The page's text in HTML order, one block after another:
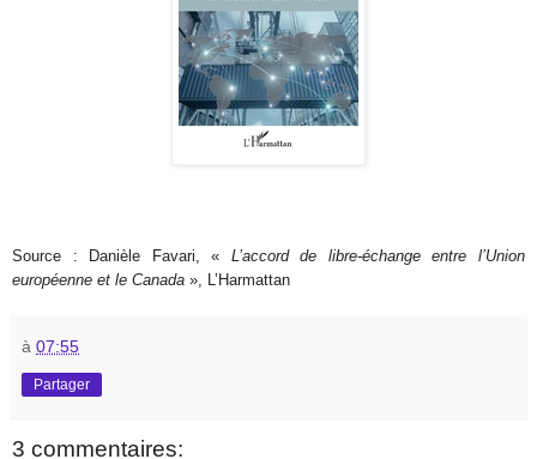
Source : Danièle Favari, « L’accord de libre-échange entre l’Union
européenne et le Canada », L’Harmattan
à 07:55
Partager
3 commentaires: